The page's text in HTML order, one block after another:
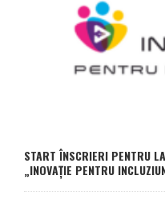
START ÎNSCRIERI PENTRU
„INOVAȚIE PENTRU